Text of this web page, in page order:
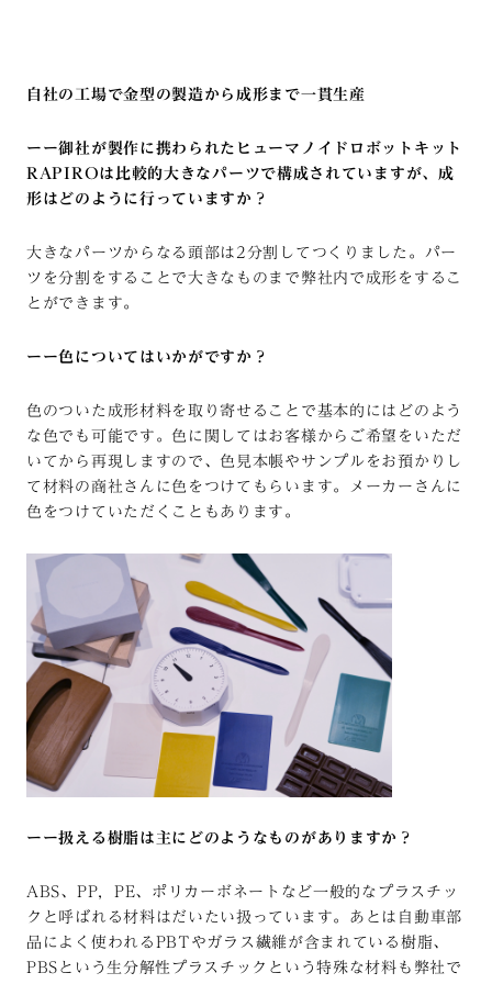
自社の工場で金型の製造から成形まで一貫生産
ーー御社が製作に携わられたヒューマノイドロボットキット
RAPIROは比較的大きなパーツで構成されていますが、成
形はどのように行っていますか？
大きなパーツからなる頭部は2分割してつくりました。パー
ツを分割をすることで大きなものまで弊社内で成形をするこ
とができます。
ーー色についてはいかがですか？
色のついた成形材料を取り寄せることで基本的にはどのよう
な色でも可能です。色に関してはお客様からご希望をいただ
いてから再現しますので、色見本帳やサンプルをお預かりし
て材料の商社さんに色をつけてもらいます。メーカーさんに
色をつけていただくこともあります。
ーー扱える樹脂は主にどのようなものがありますか？
ABS、 PP ，PE、ポリカーボネートなど一般的なプラスチッ
クと呼ばれる材料はだいたい扱っています。あとは自動車部
品によく使われる PBT やガラス繊維が含まれている樹脂、
PBSという生分解性プラスチックという特殊な材料も弊社で